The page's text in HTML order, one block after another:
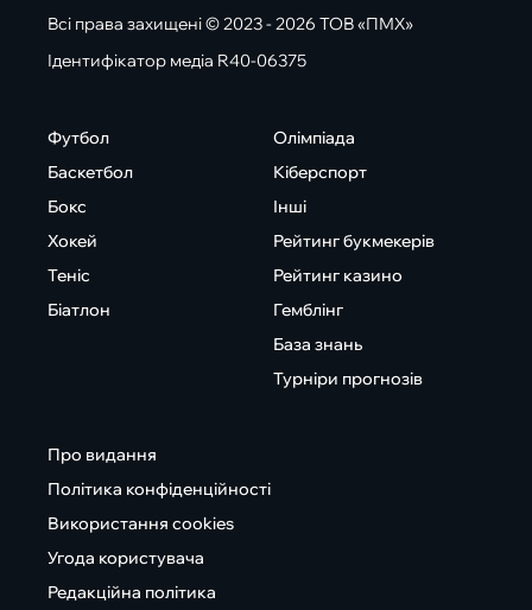
Всі права захищені © 2023 - 2026 ТОВ «ПМХ»
Ідентифікатор медіа R40-06375
Футбол
Баскетбол
Бокс
Хокей
Теніс
Біатлон
Олімпіада
Кіберспорт
Інші
Рейтинг букмекерів
Рейтинг казино
Гемблінг
База знань
Турніри прогнозів
Про видання
Політика конфіденційності
Використання cookies
Угода користувача
Редакційна політика